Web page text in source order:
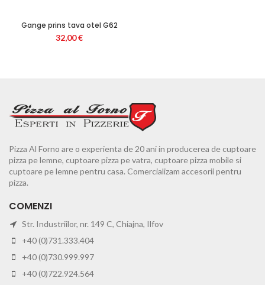
Gange prins tava otel G62
32,00€
Pizza Al Forno are o experienta de 20 ani in producerea de cuptoare
pizza pe lemne, cuptoare pizza pe vatra, cuptoare pizza mobile si
cuptoare pe lemne pentru casa. Comercializam accesorii pentru
pizza.
COMENZI
Str. Industriilor, nr. 149 C, Chiajna, Ilfov
+40 (0)731.333.404
+40 (0)730.999.997
+40 (0)722.924.564